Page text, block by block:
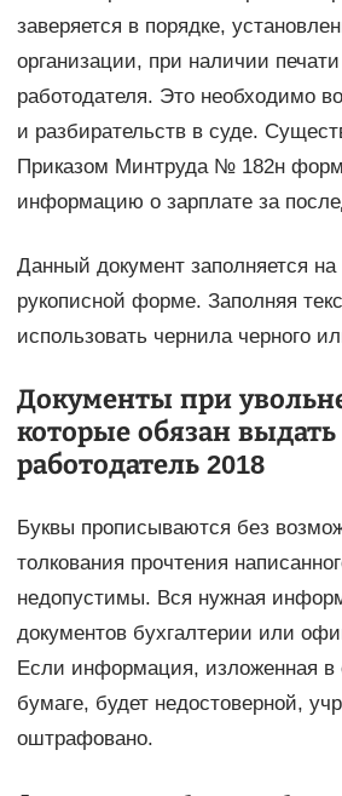
заверяется в порядке,
организации, при наличии
работодателя. Это необходимо
и разбирательств в суде.
Приказом Минтруда № 182н
информацию о зарплате за
Данный документ заполняется
рукописной форме. Заполняя
использовать чернила черного
Документы при
которые обязан выдать
работодатель 2018
Буквы прописываются без
толкования прочтения
недопустимы. Вся нужная
документов бухгалтерии или
Если информация, изложенная
бумаге, будет недостоверной,
оштрафовано.